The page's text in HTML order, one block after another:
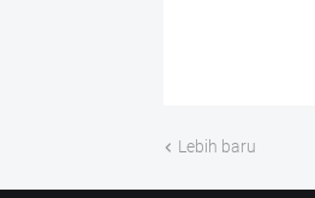
Lebih baru